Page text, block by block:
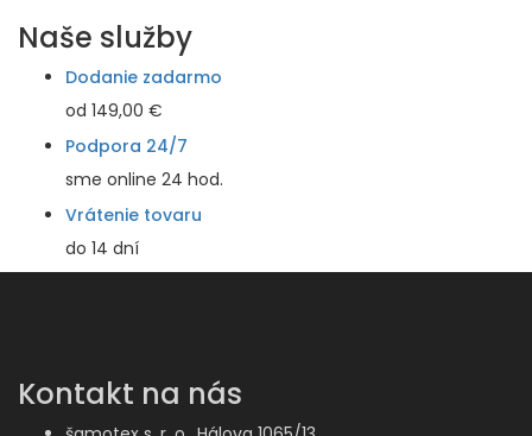
Naše služby
Dodanie zadarmo
od 149,00 €
Podpora 24/7
sme online 24 hod.
Vrátenie tovaru
do 14 dní
Kontakt na nás